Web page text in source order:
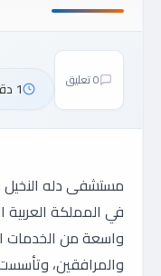
0 تعليق 1 دقيقة قراءة
مستشفى دله
في المملكة
واسعة من الخدمات